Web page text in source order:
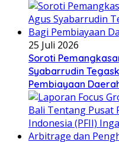
25 Juli 2026
Soroti
Syabarrudin
Pembiayaan